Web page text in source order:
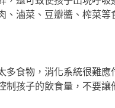
、滷菜、豆瓣醬、榨菜等
多食物，消化系統很難
制孩子的飲食量，不要